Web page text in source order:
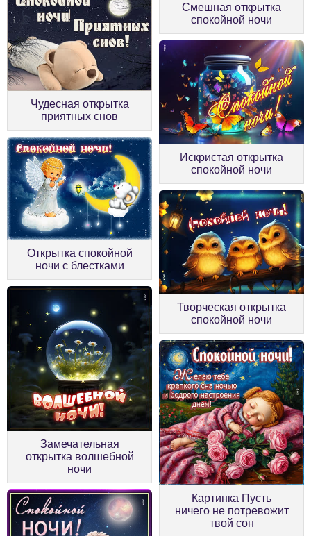
Смешная открытка
спокойной ночи
Чудесная открытка
приятных снов
Искристая открытка
спокойной ночи
Открытка спокойной
ночи с блестками
Творческая открытка
спокойной ночи
Замечательная
открытка волшебной
ночи
Картинка Пусть
ничего не потревожит
твой сон